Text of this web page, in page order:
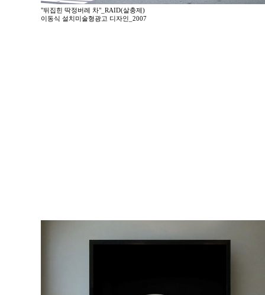
"뒤집힌 딱정버레 차"_RAID(살충제)
이동식 설치미술형광고 디자인_2007